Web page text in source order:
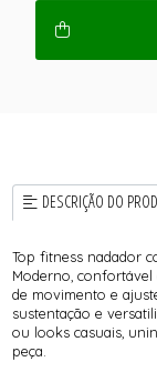
DESCRIÇÃO DO
Top fitness nadador
Moderno,
de movimento e
sustentação e
ou looks casuais,
peça.